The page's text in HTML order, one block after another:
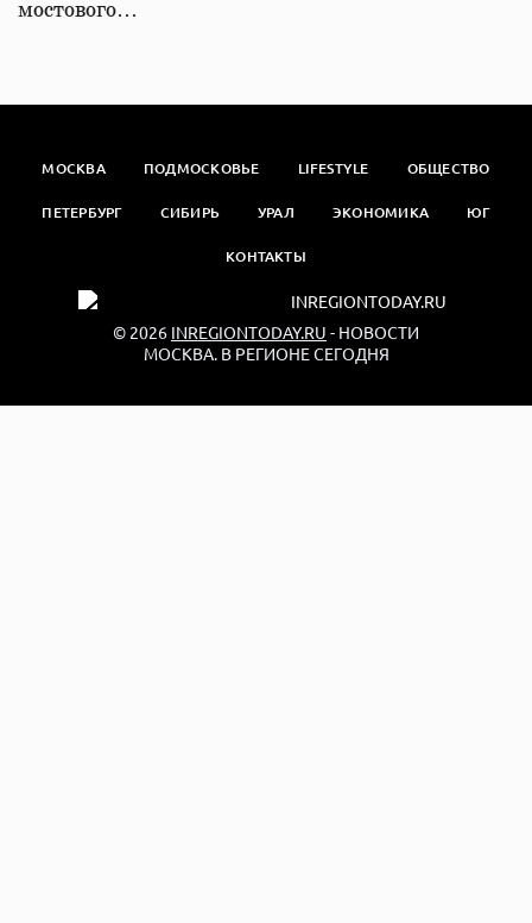
мостового…
МОСКВА ПОДМОСКОВЬЕ LIFESTYLE ОБЩЕСТВО
ПЕТЕРБУРГ СИБИРЬ УРАЛ ЭКОНОМИКА ЮГ
КОНТАКТЫ
© 2026 INREGIONTODAY.RU - НОВОСТИ
МОСКВА. В РЕГИОНЕ СЕГОДНЯ